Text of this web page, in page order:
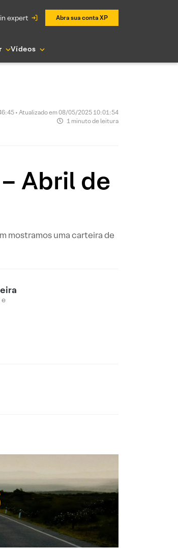
expert Abra sua conta XP
Vídeos
• Atualizado em 08/05/2025 10:01:54
1 minuto de leitura
Abril de
mostramos uma carteira de